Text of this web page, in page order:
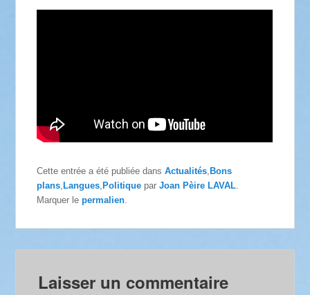
Cette entrée a été publiée dansActualités, Bons
plans, Langues, Politique parJoan Pèire LAVAL.
Marquer lepermalien.
Laisser un commentaire